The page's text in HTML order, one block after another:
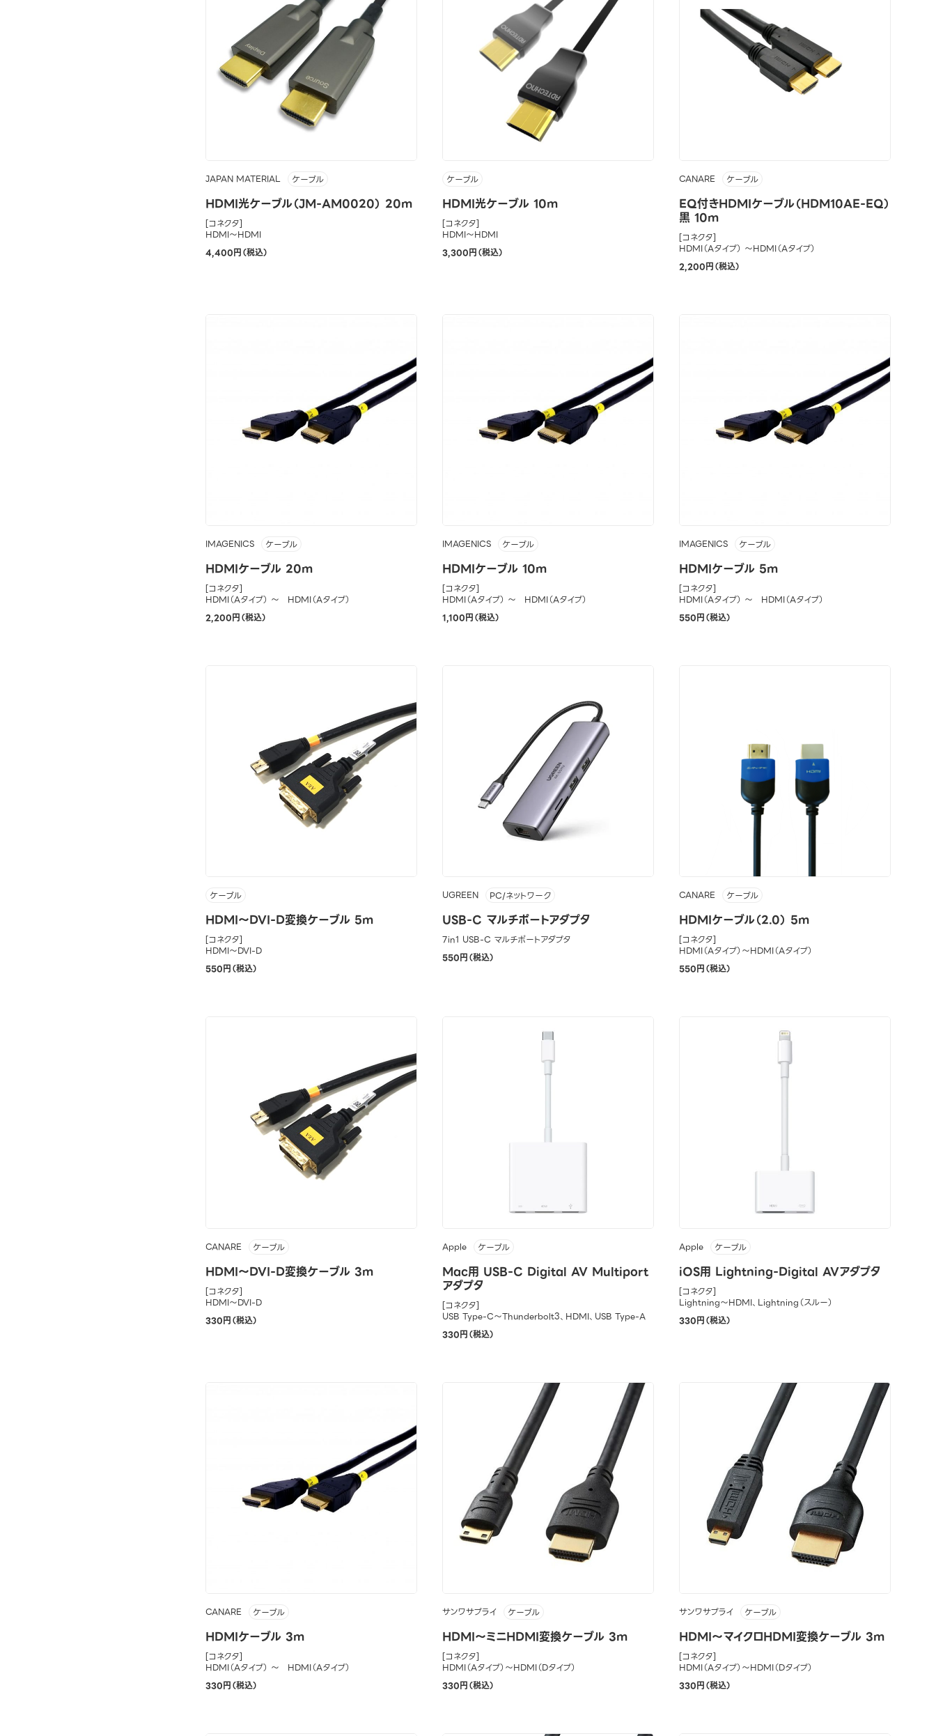
JAPAN MATERIAL ケーブル
HDMI光ケーブル（JM-AM0020） 20m
[コネクタ]
HDMI～HDMI
4,400円（税込）
ケーブル
HDMI光ケーブル 10m
[コネクタ]
HDMI～HDMI
3,300円（税込）
CANARE ケーブル
EQ付きHDMIケーブル（HDM10AE-EQ）
黒 10m
[コネクタ]
HDMI（Aタイプ） ～HDMI（Aタイプ）
2,200円（税込）
IMAGENICS ケーブル
HDMIケーブル 20m
[コネクタ]
HDMI（Aタイプ） ～ HDMI（Aタイプ）
2,200円（税込）
IMAGENICS ケーブル
HDMIケーブル 10m
[コネクタ]
HDMI（Aタイプ） ～ HDMI（Aタイプ）
1,100円（税込）
IMAGENICS ケーブル
HDMIケーブル 5m
[コネクタ]
HDMI（Aタイプ） ～ HDMI（Aタイプ）
550円（税込）
ケーブル
HDMI～DVI-D変換ケーブル 5m
[コネクタ]
HDMI～DVI-D
550円（税込）
UGREEN PC/ネットワーク
USB-C マルチポートアダプタ
7in1 USB-C マルチポートアダプタ
550円（税込）
CANARE ケーブル
HDMIケーブル（2.0） 5m
[コネクタ]
HDMI（Aタイプ）～HDMI（Aタイプ）
550円（税込）
CANARE ケーブル
HDMI～DVI-D変換ケーブル 3m
[コネクタ]
HDMI～DVI-D
330円（税込）
Apple ケーブル
Mac用 USB-C Digital AV Multiport
アダプタ
[コネクタ]
USB Type-C～Thunderbolt3、HDMI、USB Type-A
330円（税込）
Apple ケーブル
iOS用 Lightning-Digital AVアダプタ
[コネクタ]
Lightning～HDMI、Lightning（スルー）
330円（税込）
CANARE ケーブル
HDMIケーブル 3m
[コネクタ]
HDMI（Aタイプ） ～ HDMI（Aタイプ）
330円（税込）
サンワサプライ ケーブル
HDMI～ミニHDMI変換ケーブル 3m
[コネクタ]
HDMI（Aタイプ）～HDMI（Dタイプ）
330円（税込）
サンワサプライ ケーブル
HDMI～マイクロHDMI変換ケーブル 3m
[コネクタ]
HDMI（Aタイプ）～HDMI（Dタイプ）
330円（税込）